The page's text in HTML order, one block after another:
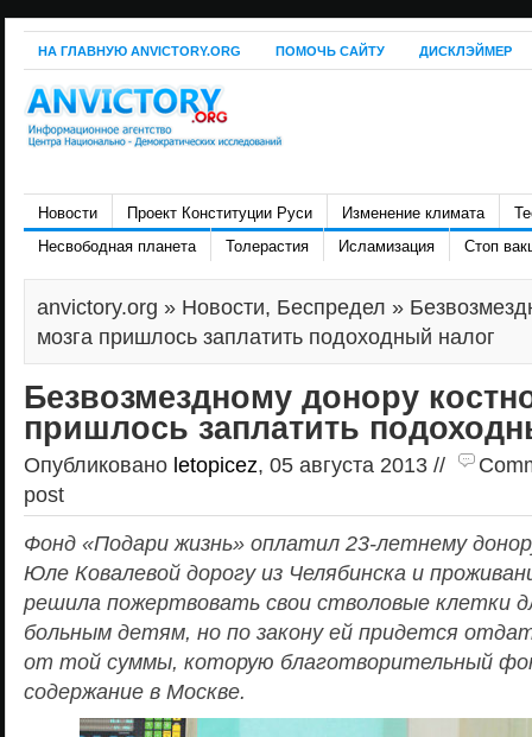
НА ГЛАВНУЮ ANVICTORY.ORG ПОМОЧЬ САЙТУ ДИСКЛЭЙМЕР
Новости Проект Конституции Руси Изменение климата
Несвободная планета
Толерастия Исламизация Стоп
anvictory.org » Новости, Беспредел »
мозга пришлось заплатить подоходный налог
Безвозмездному донору
пришлось заплатить
Опубликовано letopicez, 05 августа 2013 //
post
Фонд «Подари жизнь» оплатил 23-летнему
Юле Ковалевой дорогу из Челябинска и
решила пожертвовать свои стволовые клетки
больным детям, но по закону ей придется
от той суммы, которую благотворительный
содержание в Москве.